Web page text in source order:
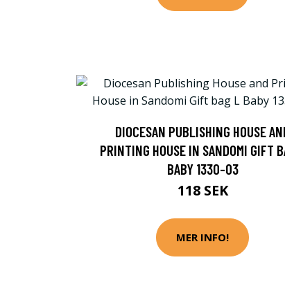
DIOCESAN PUBLISHING HOUSE
PRINTING HOUSE IN SANDOMI GIFT
BABY 1330-03
118 SEK
MER INFO!